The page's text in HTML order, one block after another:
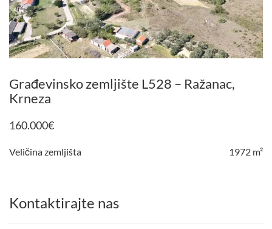
Građevinsko zemljište L528 – Ražanac,
Krneza
160.000€
Veličina zemljišta 1972 m²
Kontaktirajte nas